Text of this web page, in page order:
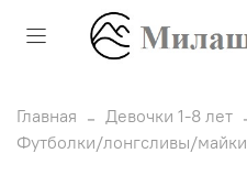
Главная
Девочки 1-8 лет
Футболки/лонгсливы/майки